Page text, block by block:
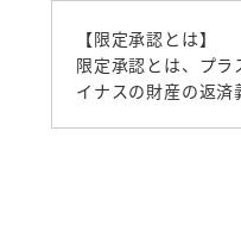
【限定承認とは】
限定承認とは、プ
イナスの財産の返済